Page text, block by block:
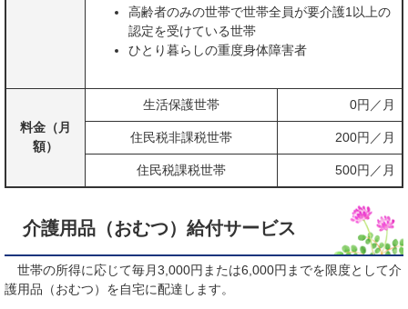
高齢者のみの世帯で世帯全員が要介護1以上の
認定を受けている世帯
ひとり暮らしの重度身体障害者
料金（月
額）
生活保護世帯 0円／月
住民税非課税世帯 200円／月
住民税課税世帯 500円／月
介護用品（おむつ）給付サービス
世帯の所得に応じて毎月3,000円または6,000円までを限度として介
護用品（おむつ）を自宅に配達します。